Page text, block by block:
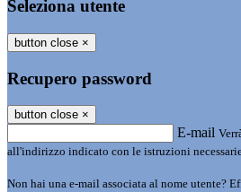
Seleziona utente
button close ×
Recupero password
button close ×
E-mail
all'indirizzo indicato con le istruzioni
Non hai una e-mail associata al nome utente?